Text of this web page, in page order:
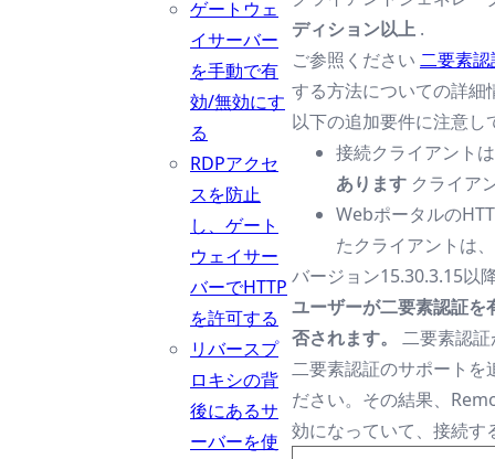
ゲートウェ
イサーバー
を手動で有
効/無効にす
る
RDPアクセ
スを防止
し、ゲート
ウェイサー
バーでHTTP
を許可する
リバースプ
ロキシの背
後にあるサ
ーバーを使
ディション以上 .
ご参照ください 二要素
する方法についての詳細
以下の追加要件に注意
接続クライアント
あります クライア
Webポータルの
たクライアントは
バージョン15.30.3.15以
ユーザーが二要素認証を
否されます。 二要素認
二要素認証のサポート
ださい。その結果、
効になっていて、接続す